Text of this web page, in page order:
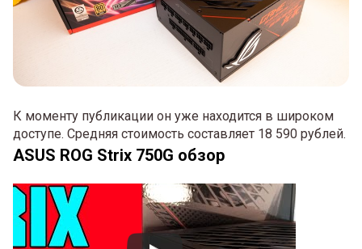
К моменту публикации он уже находится в широком
доступе. Средняя стоимость составляет 18 590 рублей.
ASUS ROG Strix 750G обзор